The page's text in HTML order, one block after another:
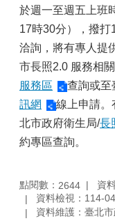
於週一至週五上班
17時30分），撥打
洽詢，將有專人提
市長照2.0 服務相
服務區
查詢或至
訊網
線上申請。
北市政府衛生局/長
約專區查詢。
點閱數： 2644
資
資料檢視：114-
資料維護：臺北